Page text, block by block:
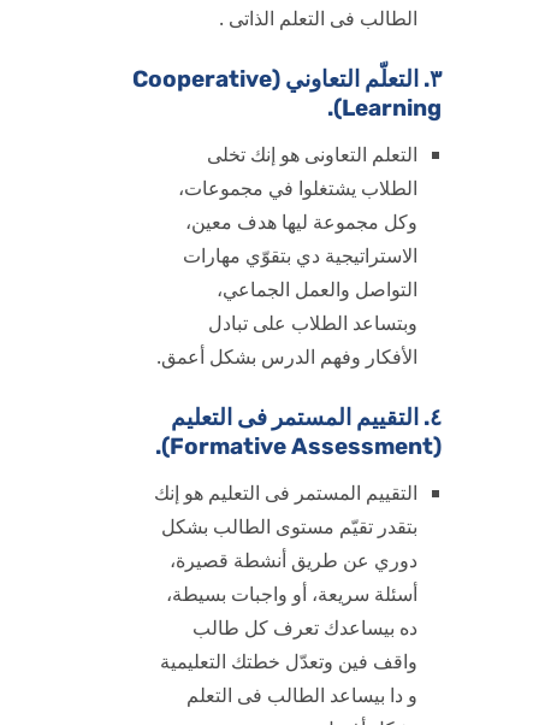
الطالب فى التعلم الذاتى .
٣. التعلّم التعاوني (Cooperative
Learning).
التعلم التعاونى هو إنك تخلى
الطلاب يشتغلوا في مجموعات،
وكل مجموعة ليها هدف معين،
الاستراتيجية دي بتقوّي مهارات
التواصل والعمل الجماعي،
وبتساعد الطلاب على تبادل
الأفكار وفهم الدرس بشكل أعمق.
٤. التقييم المستمر فى التعليم
(Formative Assessment).
التقييم المستمر فى التعليم هو إنك
بتقدر تقيّم مستوى الطالب بشكل
دوري عن طريق أنشطة قصيرة،
أسئلة سريعة، أو واجبات بسيطة،
ده بيساعدك تعرف كل طالب
واقف فين وتعدّل خطتك التعليمية
و دا بيساعد الطالب فى التعلم